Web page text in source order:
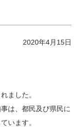
2020年4月15日
ました。
は、都民及び県民に
います。